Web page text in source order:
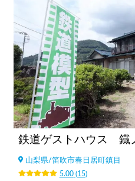
山梨県/笛吹市春日居町鎮目
5.00(15)